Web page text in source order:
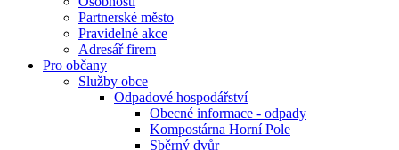
Partnerské město
Pravidelné akce
Adresář firem
Pro občany
Služby obce
Odpadové hospodářství
Obecné informace - odpady
Kompostárna Horní Pole
Sběrný dvůr